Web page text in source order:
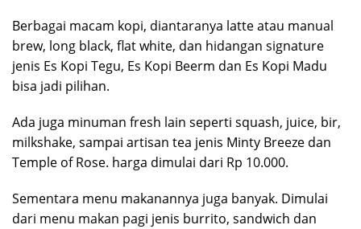
Berbagai macam kopi, diantaranya latte atau manual
brew, long black, flat white, dan hidangan signature
jenis Es Kopi Tegu, Es Kopi Beerm dan Es Kopi Madu
bisa jadi pilihan.
Ada juga minuman fresh lain seperti squash, juice, bir,
milkshake, sampai artisan tea jenis Minty Breeze dan
Temple of Rose. harga dimulai dari Rp 10.000.
Sementara menu makanannya juga banyak. Dimulai
dari menu makan pagi jenis burrito, sandwich dan